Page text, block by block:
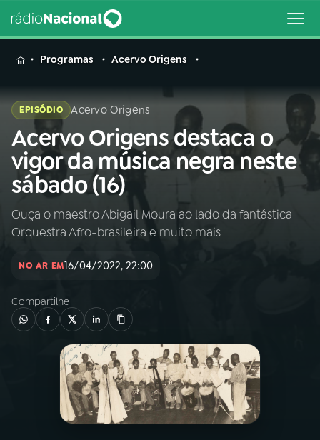
MENU
Buscar
na
Rádio
Nacional
Buscar
AO VIVO
INÍCIO
02A RÁDIO
PROGRAMAÇÃO
PROGRAMAS
Programas Acervo Origens
EPISÓDIO Acervo Origens
Acervo Origens destaca o
vigor da música negra neste
sábado (16)
Ouça o maestro Abigail Moura ao lado da fantástica
Orquestra Afro-brasileira e muito mais
NO AR EM16/04/2022, 22:00
Compartilhe